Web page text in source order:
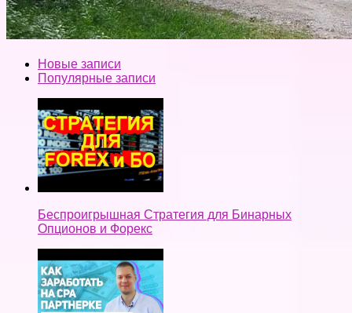
Новые записи
Популярные записи
Беспроигрышная Стратегия для Бинарных
Опционов и Форекс